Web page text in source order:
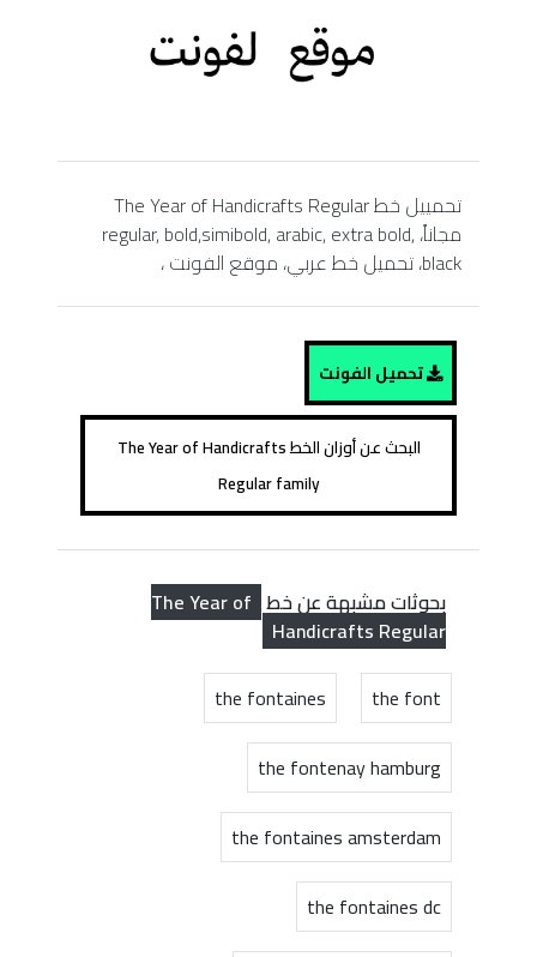
تحمييل خط The Year of Handicrafts Regular
مجاناً، regular, bold,simibold, arabic, extra bold,
black، تحميل خط عربي، موقع الفونت ،
تحميل الفونت
البحث عن أوزان الخط The Year of Handicrafts
Regular family
بحوثات مشبهة عن خط The Year of
Handicrafts Regular
the font
the fontaines
the fontenay hamburg
the fontaines amsterdam
the fontaines dc